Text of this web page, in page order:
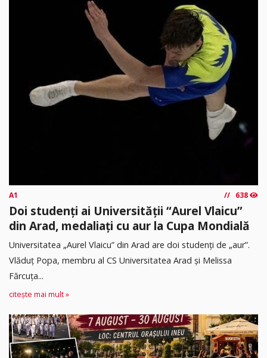
A1 638
Doi studenți ai Universității “Aurel Vlaicu”
din Arad, medaliați cu aur la Cupa Mondială
Universitatea „Aurel Vlaicu” din Arad are doi studenți de „aur”.
Vlăduț Popa, membru al CS Universitatea Arad și Melissa
Fărcuța...
citește mai mult »